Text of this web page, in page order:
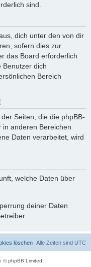
sind.
dich unter den von dir
sofern dies zur
das Board erforderlich
Benutzer dich
Bereich
Seiten, die die phpBB-
in anderen Bereichen
Daten verarbeitet, wird
welche Daten über
deiner Daten
Alle Zeiten sind UTC
löschen
© phpBB Limited